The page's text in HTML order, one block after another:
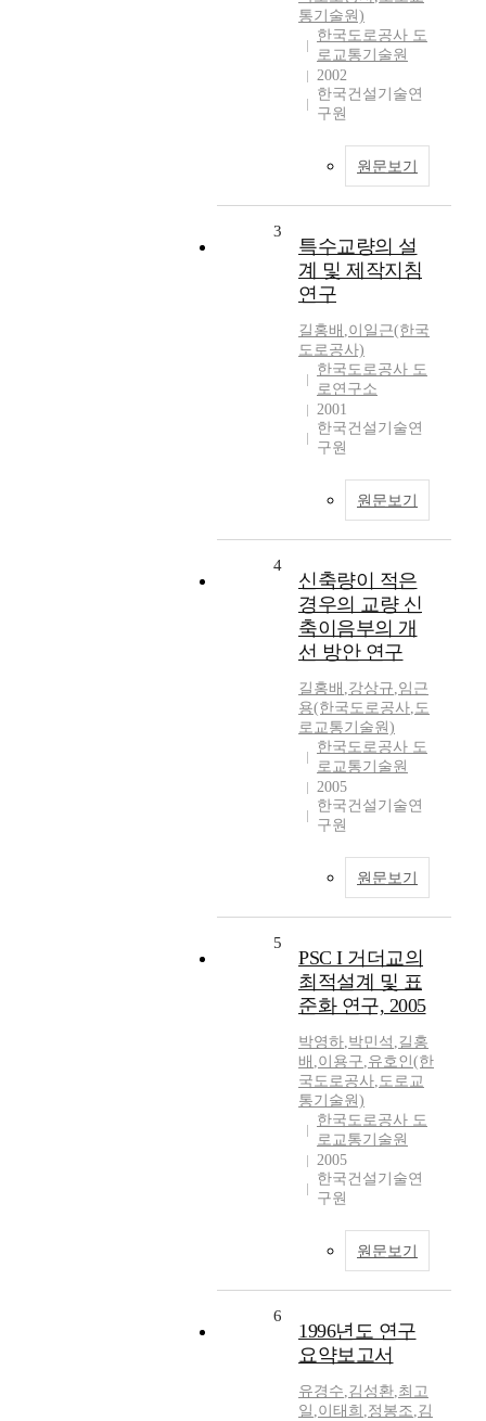
통기술원)
한국도로공사 도
로교통기술원
2002
한국건설기술연
구원
원문보기
3
특수교량의 설
계 및 제작지침
연구
길홍배 ,이일근(한국
도로공사)
한국도로공사 도
로연구소
2001
한국건설기술연
구원
원문보기
4
신축량이 적은
경우의 교량 신
축이음부의 개
선 방안 연구
길홍배 ,강상규,임근
용(한국도로공사,도
로교통기술원)
한국도로공사 도
로교통기술원
2005
한국건설기술연
구원
원문보기
5
PSC I 거더교의
최적설계 및 표
준화 연구, 2005
박영하,박민석 , 길홍
배 ,이용구,유호인(한
국도로공사,도로교
통기술원)
한국도로공사 도
로교통기술원
2005
한국건설기술연
구원
원문보기
6
1996년도 연구
요약보고서
유경수,김성환,최고
일 ,이태희 ,정봉조,김